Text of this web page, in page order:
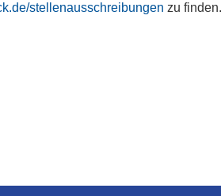
stellenausschreibungen zu finden.